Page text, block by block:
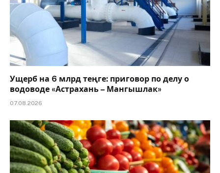
Ущерб на 6 млрд теңге: приговор по делу о
водоводе «Астрахань – Мангышлак»
07.08.2026